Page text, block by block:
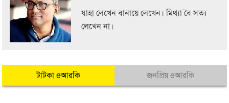
যাহা লেখেন বানায়ে লেখেন। মিথ্যা বৈ সত্য
লেখেন না।
জনপ্রিয় eআরকি
টাটকা eআরকি